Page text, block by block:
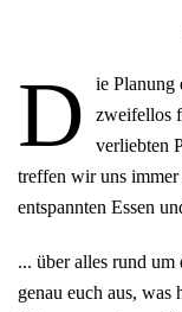
D
ie Planung
zweifellos
verliebten
treffen wir uns
entspannten Essen
... über alles rund
genau euch aus,